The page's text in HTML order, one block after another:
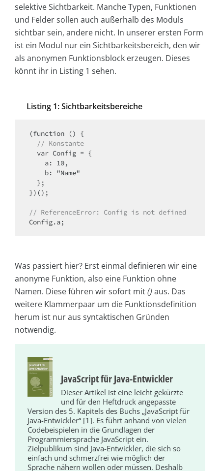
selektive Sichtbarkeit. Manche Typen, Funktionen
und Felder sollen auch außerhalb des Moduls
sichtbar sein, andere nicht. In unserer ersten Form
ist ein Modul nur ein Sichtbarkeitsbereich, den wir
als anonymen Funktionsblock erzeugen. Dieses
könnt ihr in Listing 1 sehen.
Listing 1: Sichtbarkeitsbereiche
  // Konstante
})();
// ReferenceError: Config is not defined
Config.a;
Was passiert hier? Erst einmal definieren wir eine
anonyme Funktion, also eine Funktion ohne
Namen. Diese führen wir sofort mit() aus. Das
weitere Klammerpaar um die Funktionsdefinition
herum ist nur aus syntaktischen Gründen
notwendig.
JavaScript für Java-Entwickler
Dieser Artikel ist eine leicht gekürzte
und für den Heftdruck angepasste
Version des 5. Kapitels des Buchs „JavaScript für
Java-Entwickler“ [1]. Es führt anhand von vielen
Codebeispielen in die Grundlagen der
Programmiersprache JavaScript ein.
Zielpublikum sind Java-Entwickler, die sich so
einfach und schmerzfrei wie möglich der
Sprache nähern wollen oder müssen. Deshalb